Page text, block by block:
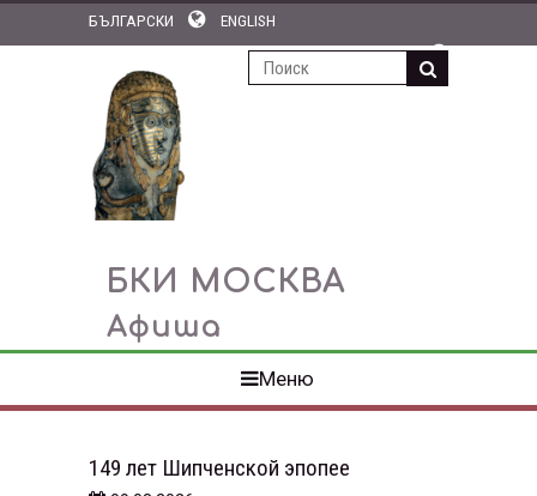
БЪЛГАРСКИ
ENGLISH
ПОДПИСКА НА НОВОСТИ
БКИ МОСКВА
Афиша
Меню
149 лет Шипченской эпопее